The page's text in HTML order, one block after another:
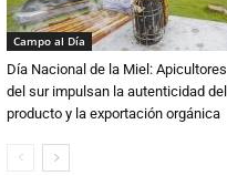
Campo al Día
Día Nacional de la Miel: Apicultores
del sur impulsan la autenticidad del
producto y la exportación orgánica